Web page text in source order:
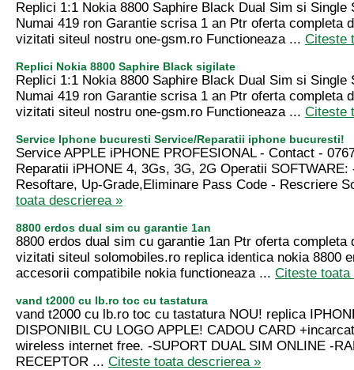
Replici 1:1 Nokia 8800 Saphire Black Dual Sim si Single
Numai 419 ron Garantie scrisa 1 an Ptr oferta completa
vizitati siteul nostru one-gsm.ro Functioneaza ... Citeste
Replici Nokia 8800 Saphire Black sigilate
Replici 1:1 Nokia 8800 Saphire Black Dual Sim si Single
Numai 419 ron Garantie scrisa 1 an Ptr oferta completa
vizitati siteul nostru one-gsm.ro Functioneaza ... Citeste
Service Iphone bucuresti Service/Reparatii iphone bucuresti!
Service APPLE iPHONE PROFESIONAL - Contact -
Reparatii iPHONE 4, 3Gs, 3G, 2G Operatii SOFTWARE:
Resoftare, Up-Grade,Eliminare Pass Code - Rescriere
toata descrierea »
8800 erdos dual sim cu garantie 1an
8800 erdos dual sim cu garantie 1an Ptr oferta completa
vizitati siteul solomobiles.ro replica identica nokia 8800
accesorii compatibile nokia functioneaza ... Citeste
vand t2000 cu lb.ro toc cu tastatura
vand t2000 cu lb.ro toc cu tastatura NOU! replica
DISPONIBIL CU LOGO APPLE! CADOU CARD
wireless internet free. -SUPORT DUAL SIM ONLINE -
RECEPTOR ... Citeste toata descrierea »